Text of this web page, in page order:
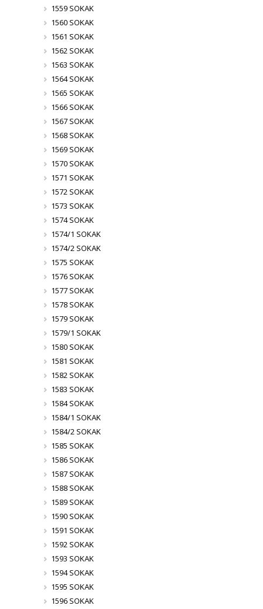
1559 SOKAK
1560 SOKAK
1561 SOKAK
1562 SOKAK
1563 SOKAK
1564 SOKAK
1565 SOKAK
1566 SOKAK
1567 SOKAK
1568 SOKAK
1569 SOKAK
1570 SOKAK
1571 SOKAK
1572 SOKAK
1573 SOKAK
1574 SOKAK
1574/1 SOKAK
1574/2 SOKAK
1575 SOKAK
1576 SOKAK
1577 SOKAK
1578 SOKAK
1579 SOKAK
1579/1 SOKAK
1580 SOKAK
1581 SOKAK
1582 SOKAK
1583 SOKAK
1584 SOKAK
1584/1 SOKAK
1584/2 SOKAK
1585 SOKAK
1586 SOKAK
1587 SOKAK
1588 SOKAK
1589 SOKAK
1590 SOKAK
1591 SOKAK
1592 SOKAK
1593 SOKAK
1594 SOKAK
1595 SOKAK
1596 SOKAK